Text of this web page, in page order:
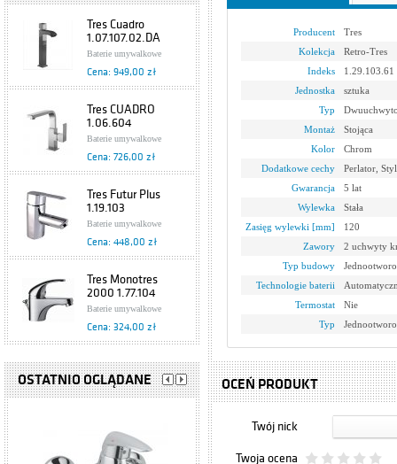
Tres Cuadro
1.07.107.02.DA
Baterie umywalkowe
Cena: 949,00 zł
Tres CUADRO
1.06.604
Baterie umywalkowe
Cena: 726,00 zł
Tres Futur Plus
1.19.103
Baterie umywalkowe
Cena: 448,00 zł
Tres Monotres
2000 1.77.104
Baterie umywalkowe
Cena: 324,00 zł
Tres Eco
1.70.103.02
Baterie umywalkowe
Bateria
OSTATNIO OGLĄDANE
Producent
Tres
Kolekcja
Retro-Tres
Indeks
1.29.103.61
Jednostka
sztuka
Typ
Montaż
Stojąca
Kolor
Chrom
Dodatkowe cechy
Perlator,
Gwarancja
5 lat
Wylewka
Stała
Zasięg wylewki [mm]
120
Zawory
2 uchwyty
Typ budowy
Technologie baterii
Termostat
Nie
Typ
OCEŃ PRODUKT
Twój nick
Twoja ocena